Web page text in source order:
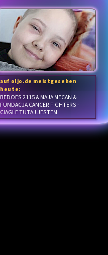
auf oljo.de meistgesehen
heute:
BEDOES 2115 & MAJA MECAN &
FUNDACJA CANCER FIGHTERS -
CIAGLE TUTAJ JESTEM